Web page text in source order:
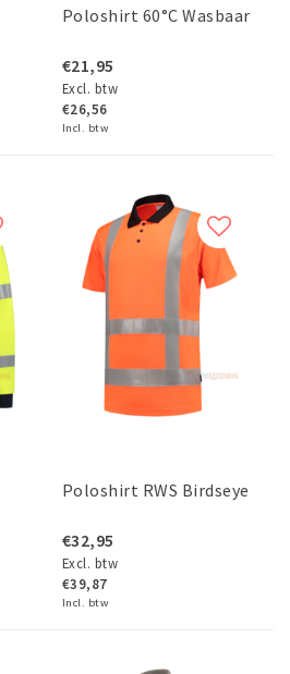
Poloshirt 60°C Wasbaar
€21,95
Excl. btw
€26,56
Incl. btw
Poloshirt RWS Birdseye
€32,95
Excl. btw
€39,87
Incl. btw